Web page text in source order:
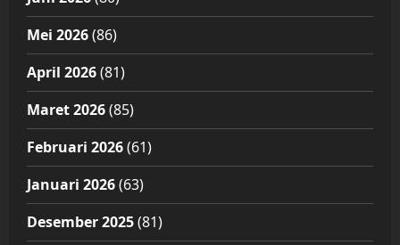
Mei 2026(86)
April 2026(81)
Maret 2026(85)
Februari 2026(61)
Januari 2026(63)
Desember 2025(81)